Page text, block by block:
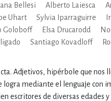
Bellesi Alberto Laiesca
Uhart Sylvia Iparraguirre
Goloboff Elsa Drucarodd
Santiago Kovadloff
Adjetivos, hipérbole que nos
logra mediante el lenguaje con
escritores de diversas edades